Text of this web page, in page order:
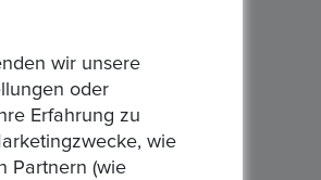
wir unsere
oder
Erfahrung zu
wie
Partnern (wie